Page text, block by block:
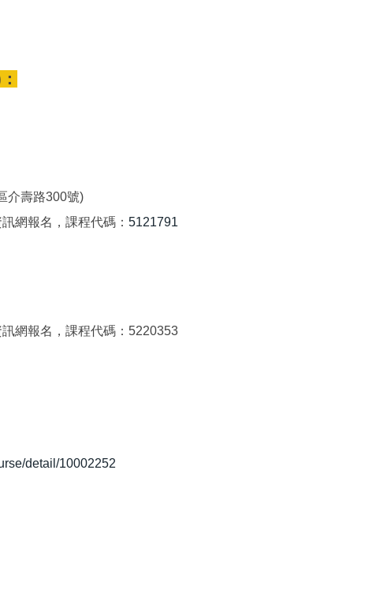
介壽路300號)
網報名，課程代碼： 5121791
網報名，課程代碼：5220353
detail/10002252